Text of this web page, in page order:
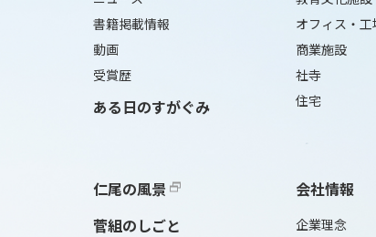
書籍掲載情報
動画
受賞歴
ある日のすがぐみ
オフィス・工
商業施設
社寺
住宅
仁尾の風景
菅組のしごと
会社情報
企業理念